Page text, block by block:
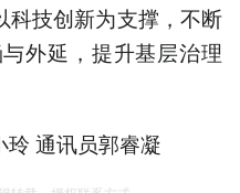
科技创新为支撑，不断
外延，提升基层治理
通讯员郭睿凝